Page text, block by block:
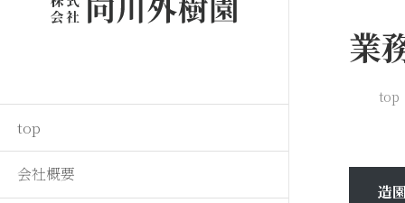
top
会社概要
業
top
造